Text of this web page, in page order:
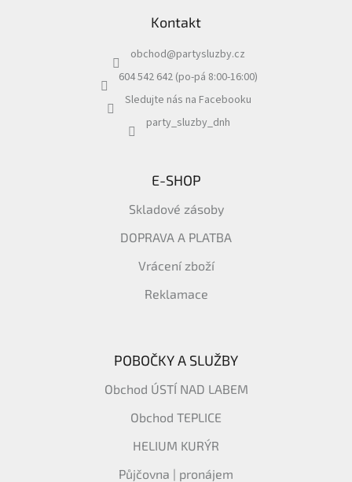
Kontakt
obchod@partysluzby.cz
604 542 642 (po-pá 8:00-16:00)
Sledujte nás na Facebooku
party_sluzby_dnh
E-SHOP
Skladové zásoby
DOPRAVA A PLATBA
Vrácení zboží
Reklamace
POBOČKY A SLUŽBY
Obchod ÚSTÍ NAD LABEM
Obchod TEPLICE
HELIUM KURÝR
Půjčovna | pronájem